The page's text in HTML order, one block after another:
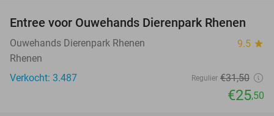
19%
Entree voor Ouwehands Dierenpark Rhenen
Ouwehands Dierenpark Rhenen 9.5 star
Rhenen
Verkocht: 3.487
Regulier €31,50
€25,50